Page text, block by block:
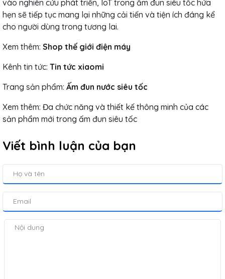
vào nghiên cứu phát triển, IoT trong ấm đun siêu tốc hứa
hẹn sẽ tiếp tục mang lại những cải tiến và tiện ích đáng kể
cho người dùng trong tương lai.
Xem thêm: Shop thế giới điện máy
Kênh tin tức: Tin tức xiaomi
Trang sản phẩm: Ấm đun nước siêu tốc
Xem thêm: Đa chức năng và thiết kế thông minh của các
sản phẩm mới trong ấm đun siêu tốc
Viết bình luận của bạn